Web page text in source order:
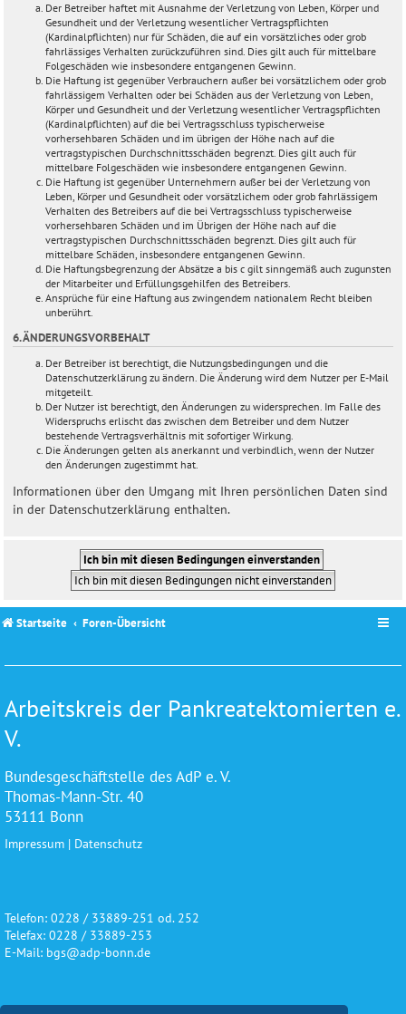
Der Betreiber haftet mit Ausnahme der Verletzung von Leben, Körper und
Gesundheit und der Verletzung wesentlicher Vertragspflichten
(Kardinalpflichten) nur für Schäden, die auf ein vorsätzliches oder grob
fahrlässiges Verhalten zurückzuführen sind. Dies gilt auch für mittelbare
Folgeschäden wie insbesondere entgangenen Gewinn.
Die Haftung ist gegenüber Verbrauchern außer bei vorsätzlichem oder grob
fahrlässigem Verhalten oder bei Schäden aus der Verletzung von Leben,
Körper und Gesundheit und der Verletzung wesentlicher Vertragspflichten
(Kardinalpflichten) auf die bei Vertragsschluss typischerweise
vorhersehbaren Schäden und im übrigen der Höhe nach auf die
vertragstypischen Durchschnittsschäden begrenzt. Dies gilt auch für
mittelbare Folgeschäden wie insbesondere entgangenen Gewinn.
Die Haftung ist gegenüber Unternehmern außer bei der Verletzung von
Leben, Körper und Gesundheit oder vorsätzlichem oder grob fahrlässigem
Verhalten des Betreibers auf die bei Vertragsschluss typischerweise
vorhersehbaren Schäden und im Übrigen der Höhe nach auf die
vertragstypischen Durchschnittsschäden begrenzt. Dies gilt auch für
mittelbare Schäden, insbesondere entgangenen Gewinn.
Die Haftungsbegrenzung der Absätze a bis c gilt sinngemäß auch zugunsten
der Mitarbeiter und Erfüllungsgehilfen des Betreibers.
Ansprüche für eine Haftung aus zwingendem nationalem Recht bleiben
unberührt.
6. ÄNDERUNGSVORBEHALT
Der Betreiber ist berechtigt, die Nutzungsbedingungen und die
Datenschutzerklärung zu ändern. Die Änderung wird dem Nutzer per E-Mail
mitgeteilt.
Der Nutzer ist berechtigt, den Änderungen zu widersprechen. Im Falle des
Widerspruchs erlischt das zwischen dem Betreiber und dem Nutzer
bestehende Vertragsverhältnis mit sofortiger Wirkung.
Die Änderungen gelten als anerkannt und verbindlich, wenn der Nutzer
den Änderungen zugestimmt hat.
Informationen über den Umgang mit Ihren persönlichen Daten sind
in der Datenschutzerklärung enthalten.
Startseite Foren-Übersicht
Arbeitskreis der Pankreatektomierten e.
V.
Bundesgeschäftstelle des AdP e. V.
Thomas-Mann-Str. 40
53111 Bonn
Impressum | Datenschutz
Telefon: 0228 / 33889-251 od. 252
Telefax: 0228 / 33889-253
E-Mail: bgs@adp-bonn.de